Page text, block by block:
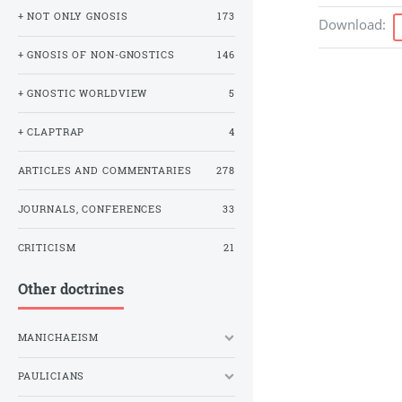
Download:
+ NOT ONLY GNOSIS 173
+ GNOSIS OF NON-GNOSTICS 146
+ GNOSTIC WORLDVIEW 5
+ CLAPTRAP 4
ARTICLES AND COMMENTARIES 278
JOURNALS, CONFERENCES 33
CRITICISM 21
Other doctrines
MANICHAEISM
PAULICIANS